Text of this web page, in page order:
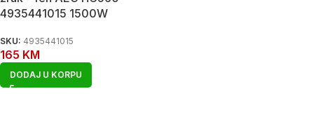
4935441015 1500W
SKU: 4935441015
165 KM
DODAJ U KORPU